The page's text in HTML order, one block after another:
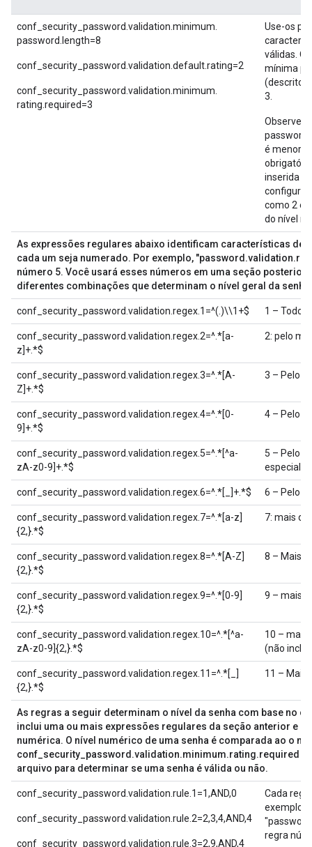
conf_security_password.validation.minimum.
password.length=8
conf_security_password.validation.default.rating=2
conf_security_password.validation.minimum.
rating.required=3
Use-os
válidas. O
mínima
(descrito
3.
Observe
é menor
inserida
como 2 e,
do nível
As expressões regulares abaixo identificam características de
cada um seja numerado. Por exemplo,
número 5. Você usará esses números em uma seção posterior
diferentes combinações que determinam o nível geral da senha.
conf_security_password.validation.regex.1=^(.)\\1+$ 1 – Todos
conf_security_password.validation.regex.2=^.*[a-
z]+.*$
2: pelo
conf_security_password.validation.regex.3=^.*[A-
Z]+.*$
3 – Pelo
conf_security_password.validation.regex.4=^.*[0-
9]+.*$
4 – Pelo
conf_security_password.validation.regex.5=^.*[^a-
zA-z0-9]+.*$
5 – Pelo
especial
conf_security_password.validation.regex.6=^.*[_]+.*$ 6 – Pelo
conf_security_password.validation.regex.7=^.*[a-z]
{2,}.*$
7: mais
conf_security_password.validation.regex.8=^.*[A-Z]
{2,}.*$
8 – Mais
conf_security_password.validation.regex.9=^.*[0-9]
{2,}.*$
9 – mais
conf_security_password.validation.regex.10=^.*[^a-
zA-z0-9]{2,}.*$
10 – mais
(não
conf_security_password.validation.regex.11=^.*[_]
{2,}.*$
11 – Mais
As regras a seguir determinam o nível da senha com base no
inclui uma ou mais expressões regulares da seção anterior e
numérica. O nível numérico de uma senha é comparada ao o
conf_security_password.validation.minimum.rating.required
arquivo para determinar se uma senha é válida ou não.
conf_security_password.validation.rule.1=1,AND,0
conf_security_password.validation.rule.2=2,3,4,AND,4
conf_security_password.validation.rule.3=2,9,AND,4
Cada
exemplo:
regra